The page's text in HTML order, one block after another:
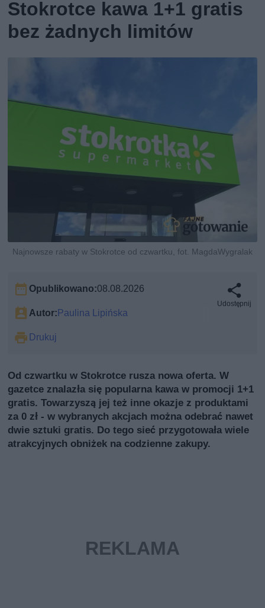
Stokrotce kawa 1+1 gratis
bez żadnych limitów
Najnowsze rabaty w Stokrotce od czwartku, fot. MagdaWygralak
Opublikowano:08.08.2026
Autor:Paulina Lipińska
Drukuj
Udostępnij
Od czwartku w Stokrotce rusza nowa oferta. W
gazetce znalazła się popularna kawa w promocji 1+1
gratis. Towarzyszą jej też inne okazje z produktami
za 0 zł - w wybranych akcjach można odebrać nawet
dwie sztuki gratis. Do tego sieć przygotowała wiele
atrakcyjnych obniżek na codzienne zakupy.